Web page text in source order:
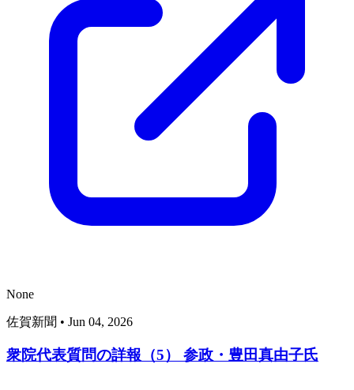
None
佐賀新聞 • Jun 04, 2026
衆院代表質問の詳報（5） 参政・豊田真由子氏